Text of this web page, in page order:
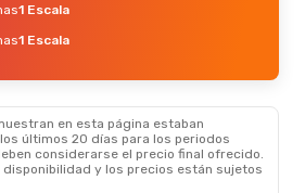
1 Escala
1 Escala
en esta página estaban
últimos 20 días para los periodos
considerarse el precio final ofrecido.
disponibilidad y los precios están sujetos